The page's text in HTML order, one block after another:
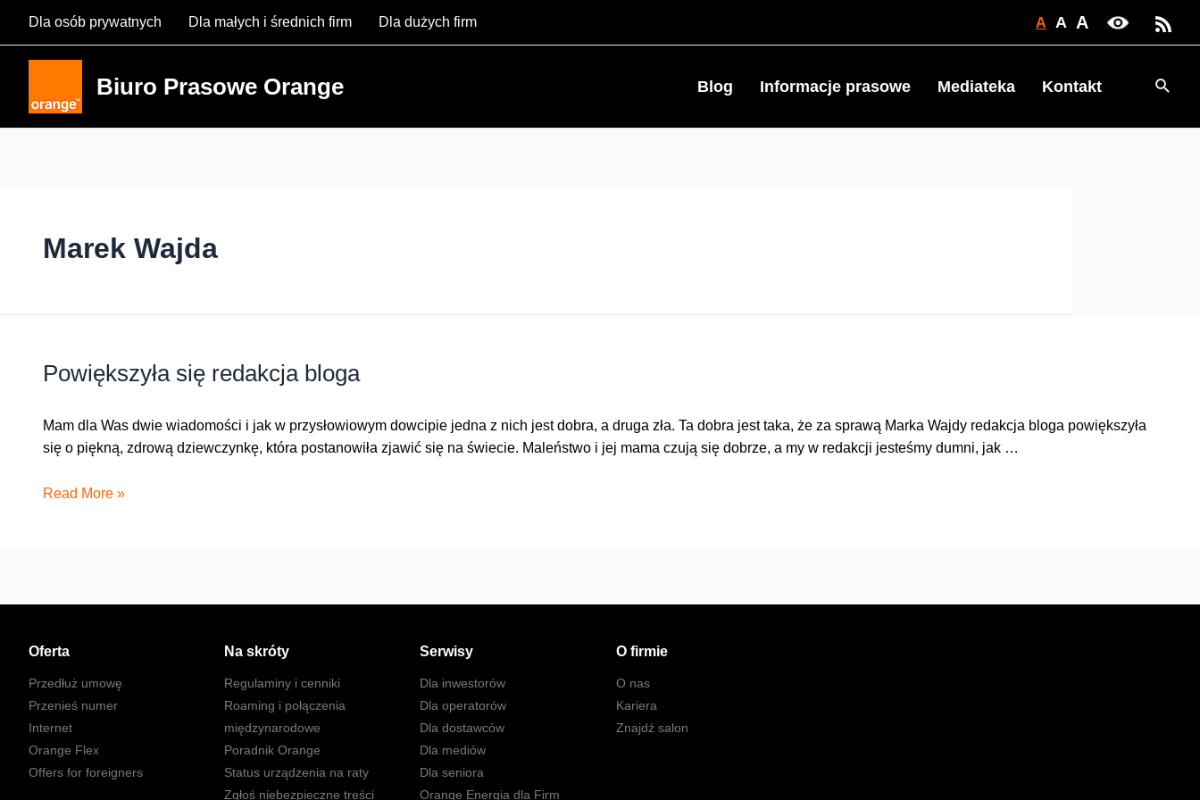
Dla osób prywatnych Dla małych i średnich firm Dla dużych firm A A A
Biuro Prasowe Orange Blog Informacje prasowe Mediateka Kontakt
Marek Wajda
Powiększyła się redakcja bloga
Mam dla Was dwie wiadomości i jak w przysłowiowym dowcipie jedna z nich jest dobra, a druga zła. Ta dobra jest taka, że za sprawą Marka Wajdy redakcja bloga powiększyła
się o piękną, zdrową dziewczynkę, która postanowiła zjawić się na świecie. Maleństwo i jej mama czują się dobrze, a my w redakcji jesteśmy dumni, jak …
Powiększyła
Read More »
Oferta
Przedłuż umowę
Przenieś numer
Internet
Orange Flex
Offers for foreigners
Na skróty
Regulaminy i cenniki
Roaming i połączenia
międzynarodowe
Poradnik Orange
Status urządzenia na raty
Zgłoś niebezpieczne treści
Serwisy
Dla inwestorów
Dla operatorów
Dla dostawców
Dla mediów
Dla seniora
Orange Energia dla Firm
O firmie
O nas
Kariera
Znajdź salon